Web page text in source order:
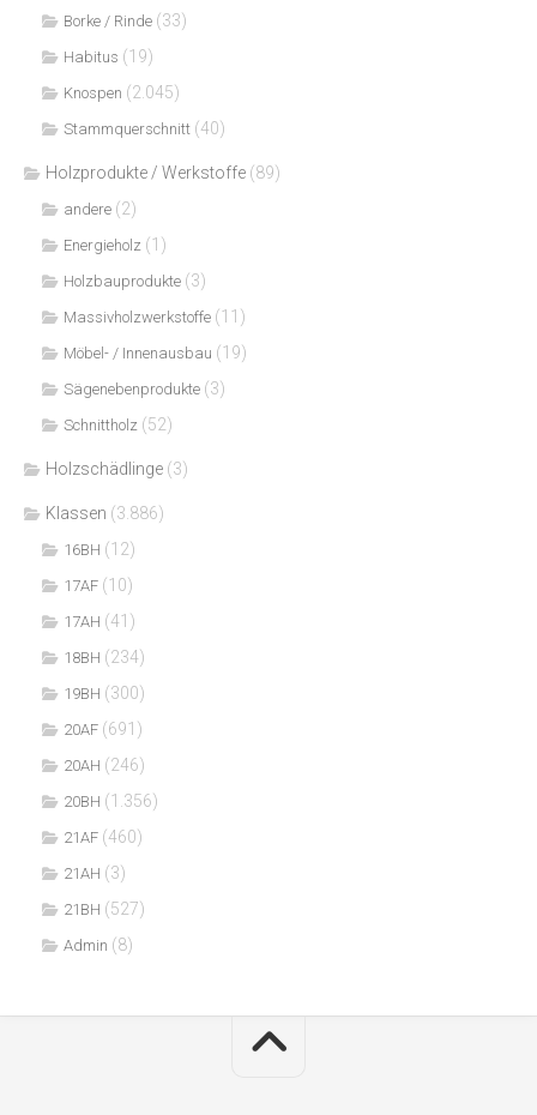
Borke / Rinde (33)
Habitus (19)
Knospen (2.045)
Stammquerschnitt (40)
Holzprodukte / Werkstoffe (89)
andere (2)
Energieholz (1)
Holzbauprodukte (3)
Massivholzwerkstoffe (11)
Möbel- / Innenausbau (19)
Sägenebenprodukte (3)
Schnittholz (52)
Holzschädlinge (3)
Klassen (3.886)
16BH (12)
17AF (10)
17AH (41)
18BH (234)
19BH (300)
20AF (691)
20AH (246)
20BH (1.356)
21AF (460)
21AH (3)
21BH (527)
Admin (8)